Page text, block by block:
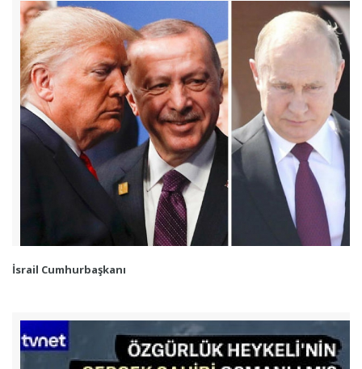
İsrail Cumhurbaşkanı